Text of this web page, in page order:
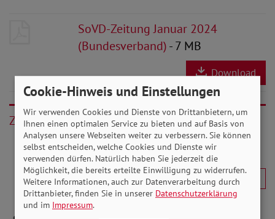
SoVD-Zeitung Januar 2024
(Bundesverband)- 7 MB
Download
Zurück
Cookie-Hinweis und Einstellungen
Wir verwenden Cookies und Dienste von Drittanbietern, um
Ihnen einen optimalen Service zu bieten und auf Basis von
Analysen unsere Webseiten weiter zu verbessern. Sie können
selbst entscheiden, welche Cookies und Dienste wir
verwenden dürfen. Natürlich haben Sie jederzeit die
Möglichkeit, die bereits erteilte Einwilligung zu widerrufen.
Weitere Informationen, auch zur Datenverarbeitung durch
Drittanbieter, finden Sie in unserer Datenschutzerklärung
und im Impressum.